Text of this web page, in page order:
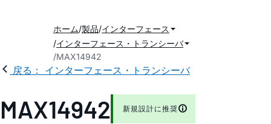
ホーム 製品 インターフェース
インターフェース・トランシーバ
MAX14942
戻る： インターフェース・トランシーバ
MAX14942 新規設計に推奨